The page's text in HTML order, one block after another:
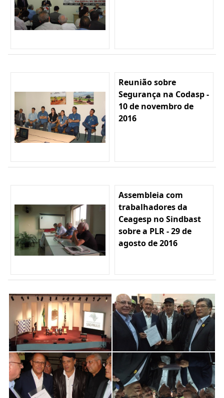
Reunião sobre
Segurança na Codasp -
10 de novembro de
2016
Assembleia com
trabalhadores da
Ceagesp no Sindbast
sobre a PLR - 29 de
agosto de 2016